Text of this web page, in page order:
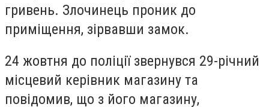
гривень. Злочинець проник до
приміщення, зірвавши замок.
24 жовтня до поліції звернувся 29-річний
місцевий керівник магазину та
повідомив, що з його магазину,